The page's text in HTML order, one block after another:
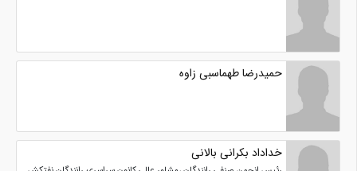
حمیدرضا طهماسبی زاوه
خداداد بکرانی بالانی